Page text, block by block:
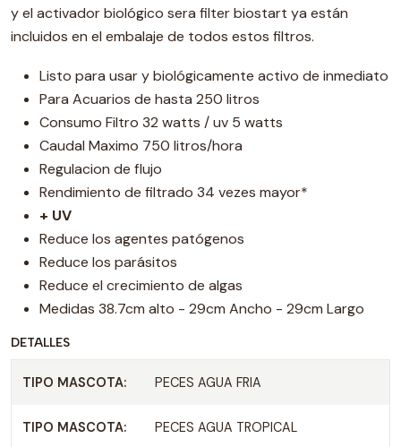
y el activador biológico sera filter biostart ya están
incluidos en el embalaje de todos estos filtros.
Listo para usar y biológicamente activo de inmediato
Para Acuarios de hasta 250 litros
Consumo Filtro 32 watts / uv 5 watts
Caudal Maximo 750 litros/hora
Regulacion de flujo
Rendimiento de filtrado 34 vezes mayor*
+ UV
Reduce los agentes patógenos
Reduce los parásitos
Reduce el crecimiento de algas
Medidas 38.7cm alto - 29cm Ancho - 29cm Largo
DETALLES
TIPO MASCOTA: PECES AGUA FRIA
TIPO MASCOTA: PECES AGUA TROPICAL